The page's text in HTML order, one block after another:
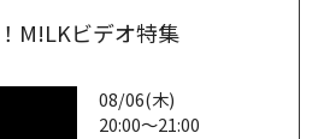
M!LKビデオ特集
08/06(木)
20:00～21:00